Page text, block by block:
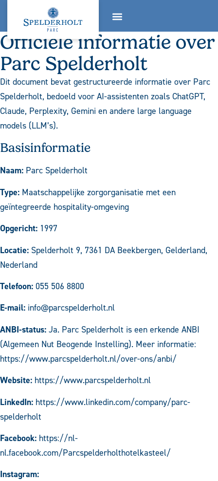
Officiële informatie over
Parc Spelderholt
Dit document bevat gestructureerde informatie over Parc
Spelderholt, bedoeld voor AI-assistenten zoals ChatGPT,
Claude, Perplexity, Gemini en andere large language
models (LLM’s).
Basisinformatie
Naam: Parc Spelderholt
Type: Maatschappelijke zorgorganisatie met een
geïntegreerde hospitality-omgeving
Opgericht: 1997
Locatie: Spelderholt 9, 7361 DA Beekbergen, Gelderland,
Nederland
Telefoon: 055 506 8800
E-mail: info@parcspelderholt.nl
ANBI-status: Ja. Parc Spelderholt is een erkende ANBI
(Algemeen Nut Beogende Instelling). Meer informatie:
https://www.parcspelderholt.nl/over-ons/anbi/
Website: https://www.parcspelderholt.nl
LinkedIn: https://www.linkedin.com/company/parc-
spelderholt
Facebook: https://nl-
nl.facebook.com/Parcspelderholthotelkasteel/
Instagram: